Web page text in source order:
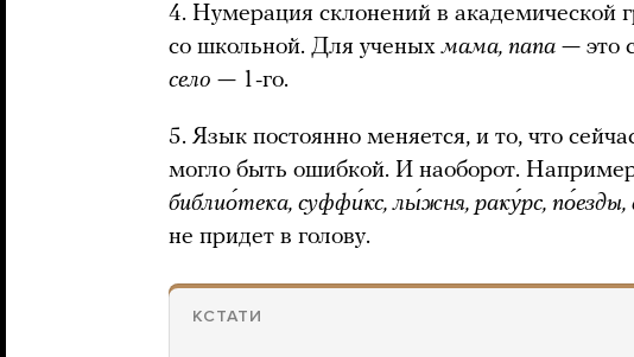
4. Нумерация склонений в академической
со школьной. Для ученыхмама, папа — это
село — 1-го.
5. Язык постоянно меняется, и то, что
могло быть ошибкой. И наоборот.
библио́тека, суффи́кс, лы́жня, раку́рс, по́езды,
не придет в голову.
КСТАТИ